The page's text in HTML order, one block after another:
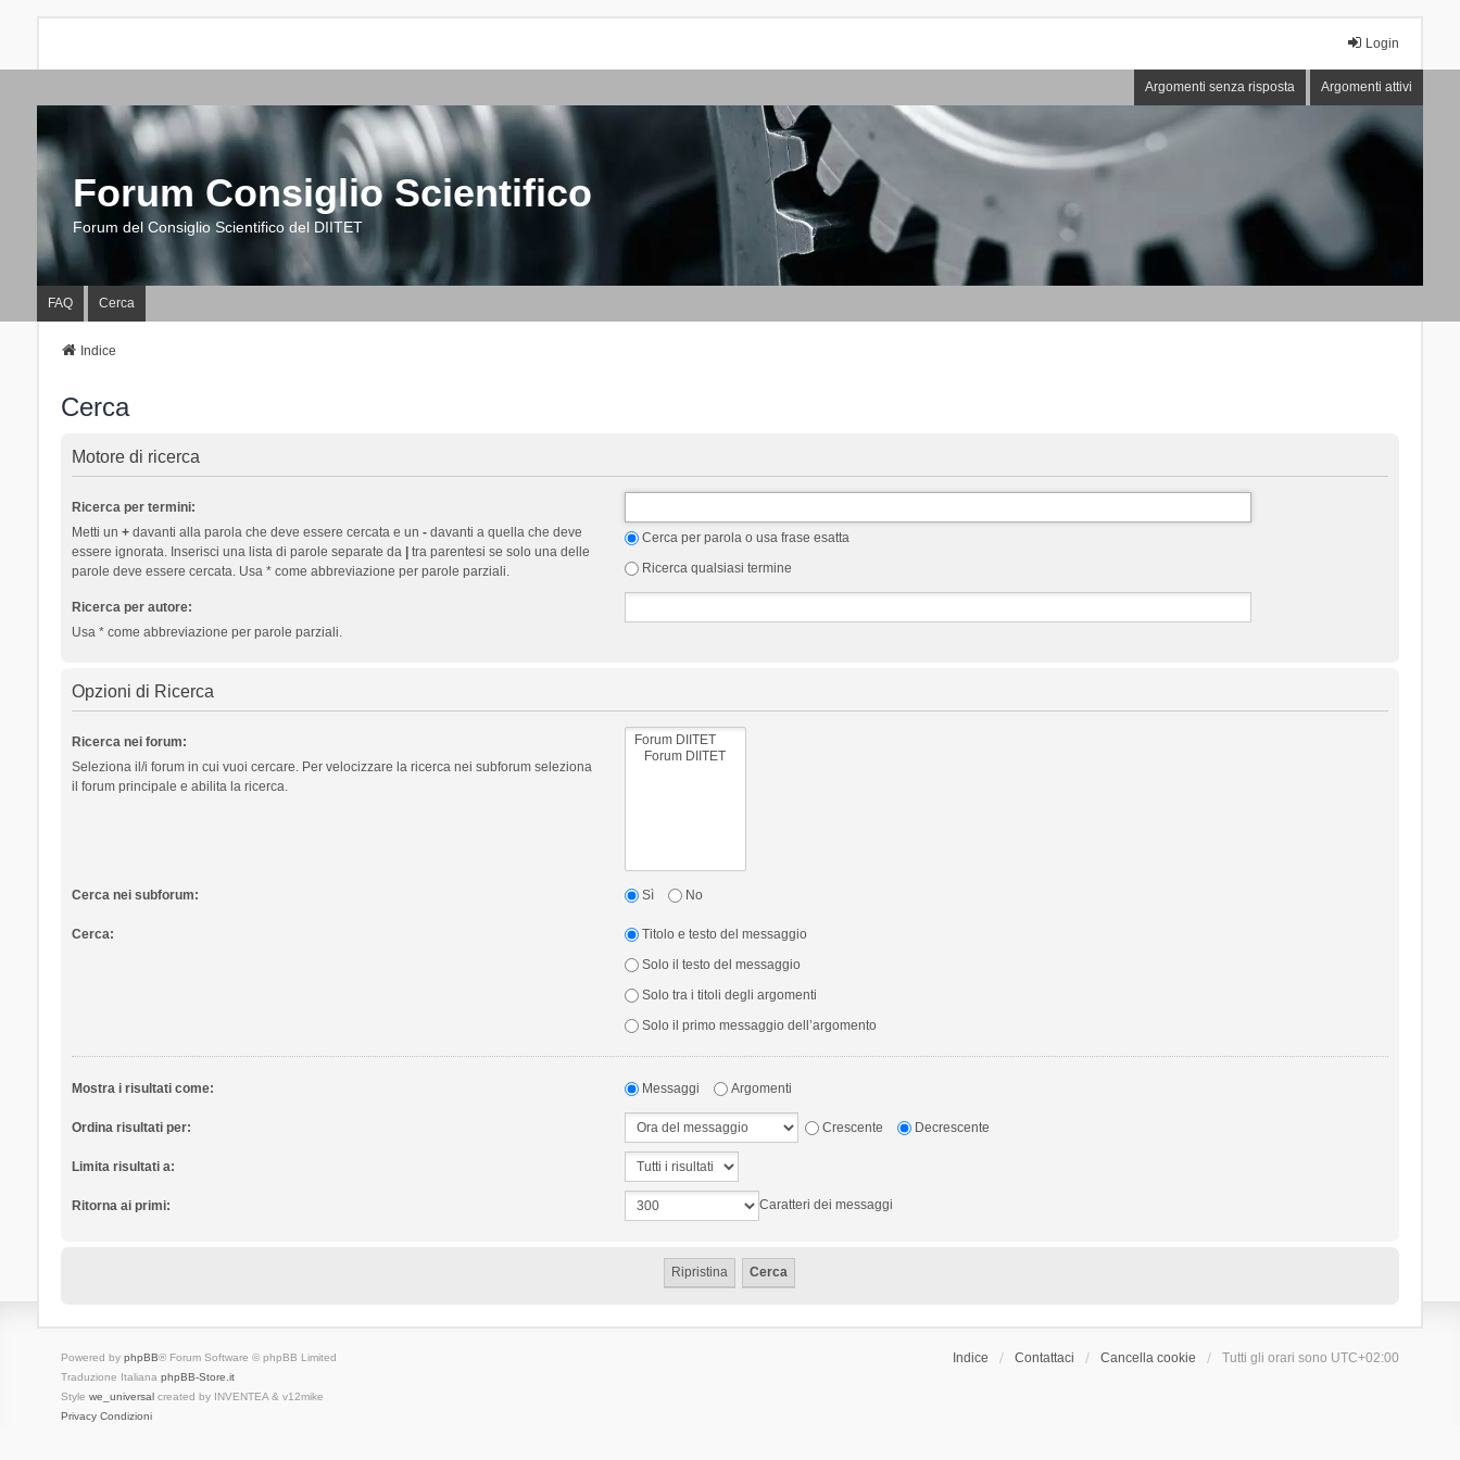
Login
Argomenti senza risposta Argomenti attivi
Forum Consiglio Scientifico
Forum del Consiglio Scientifico del DIITET
FAQ Cerca
Indice
Cerca
Motore di ricerca
Ricerca per termini:
Metti un +davanti alla parola che deve essere cercata e un -davanti a quella che deve
essere ignorata. Inserisci una lista di parole separate da |tra parentesi se solo una delle
parole deve essere cercata. Usa * come abbreviazione per parole parziali.
Cerca per parola o usa frase esatta
Ricerca qualsiasi termine
Ricerca per autore:
Usa * come abbreviazione per parole parziali.
Opzioni di Ricerca
Ricerca nei forum:
Seleziona il/i forum in cui vuoi cercare. Per velocizzare la ricerca nei subforum seleziona
il forum principale e abilita la ricerca.
Cerca nei subforum: Sì No
Cerca:
Titolo e testo del messaggio
Solo il testo del messaggio
Solo tra i titoli degli argomenti
Solo il primo messaggio dell’argomento
Mostra i risultati come: Messaggi Argomenti
Ordina risultati per: Crescente Decrescente
Limita risultati a:
Ritorna ai primi: Caratteri dei messaggi
Indice Contattaci Cancella cookie Tutti gli orari sono UTC+02:00
Powered by phpBB® Forum Software © phpBB Limited
Traduzione Italiana phpBB-Store.it
Style we_universalcreated by INVENTEA & v12mike
Privacy Condizioni